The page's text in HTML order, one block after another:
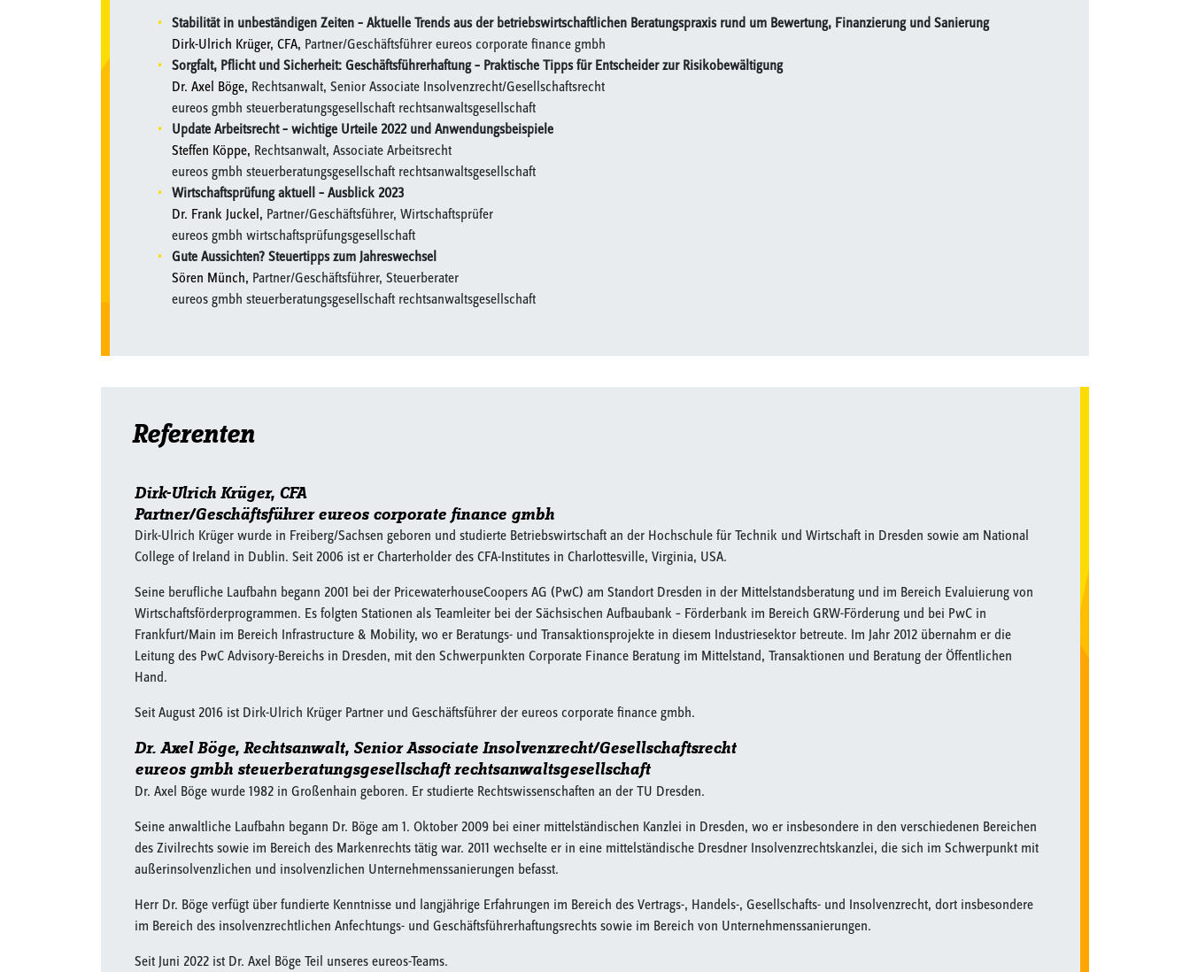
Stabilität in unbeständigen Zeiten – Aktuelle Trends aus der betriebswirtschaftlichen Beratungspraxis rund um Bewertung, Finanzierung und Sanierung
Dirk-Ulrich Krüger, CFA, Partner/Geschäftsführer eureos corporate finance gmbh
Sorgfalt, Pflicht und Sicherheit: Geschäftsführerhaftung – Praktische Tipps für Entscheider zur Risikobewältigung
Dr. Axel Böge, Rechtsanwalt, Senior Associate Insolvenzrecht/Gesellschaftsrecht
eureos gmbh steuerberatungsgesellschaft rechtsanwaltsgesellschaft
Update Arbeitsrecht – wichtige Urteile 2022 und Anwendungsbeispiele
Steffen Köppe, Rechtsanwalt, Associate Arbeitsrecht
eureos gmbh steuerberatungsgesellschaft rechtsanwaltsgesellschaft
Wirtschaftsprüfung aktuell – Ausblick 2023
Dr. Frank Juckel, Partner/Geschäftsführer, Wirtschaftsprüfer
eureos gmbh wirtschaftsprüfungsgesellschaft
Gute Aussichten? Steuertipps zum Jahreswechsel
Sören Münch, Partner/Geschäftsführer, Steuerberater
eureos gmbh steuerberatungsgesellschaft rechtsanwaltsgesellschaft
Referenten
Dirk-Ulrich Krüger, CFA
Partner/Geschäftsführer eureos corporate finance gmbh
Dirk-Ulrich Krüger wurde in Freiberg/Sachsen geboren und studierte Betriebswirtschaft an der Hochschule für Technik und Wirtschaft in Dresden sowie am National
College of Ireland in Dublin. Seit 2006 ist er Charterholder des CFA-Institutes in Charlottesville, Virginia, USA.
Seine berufliche Laufbahn begann 2001 bei der PricewaterhouseCoopers AG (PwC) am Standort Dresden in der Mittelstandsberatung und im Bereich Evaluierung von
Wirtschaftsförderprogrammen. Es folgten Stationen als Teamleiter bei der Sächsischen Aufbaubank – Förderbank im Bereich GRW-Förderung und bei PwC in
Frankfurt/Main im Bereich Infrastructure & Mobility, wo er Beratungs- und Transaktionsprojekte in diesem Industriesektor betreute. Im Jahr 2012 übernahm er die
Leitung des PwC Advisory-Bereichs in Dresden, mit den Schwerpunkten Corporate Finance Beratung im Mittelstand, Transaktionen und Beratung der Öffentlichen
Hand.
Seit August 2016 ist Dirk-Ulrich Krüger Partner und Geschäftsführer der eureos corporate finance gmbh.
Dr. Axel Böge, Rechtsanwalt, Senior Associate Insolvenzrecht/Gesellschaftsrecht
eureos gmbh steuerberatungsgesellschaft rechtsanwaltsgesellschaft
Dr. Axel Böge wurde 1982 in Großenhain geboren. Er studierte Rechtswissenschaften an der TU Dresden.
Seine anwaltliche Laufbahn begann Dr. Böge am 1. Oktober 2009 bei einer mittelständischen Kanzlei in Dresden, wo er insbesondere in den verschiedenen Bereichen
des Zivilrechts sowie im Bereich des Markenrechts tätig war. 2011 wechselte er in eine mittelständische Dresdner Insolvenzrechtskanzlei, die sich im Schwerpunkt mit
außerinsolvenzlichen und insolvenzlichen Unternehmenssanierungen befasst.
Herr Dr. Böge verfügt über fundierte Kenntnisse und langjährige Erfahrungen im Bereich des Vertrags-, Handels-, Gesellschafts- und Insolvenzrecht, dort insbesondere
im Bereich des insolvenzrechtlichen Anfechtungs- und Geschäftsführerhaftungsrechts sowie im Bereich von Unternehmenssanierungen.
Seit Juni 2022 ist Dr. Axel Böge Teil unseres eureos-Teams.